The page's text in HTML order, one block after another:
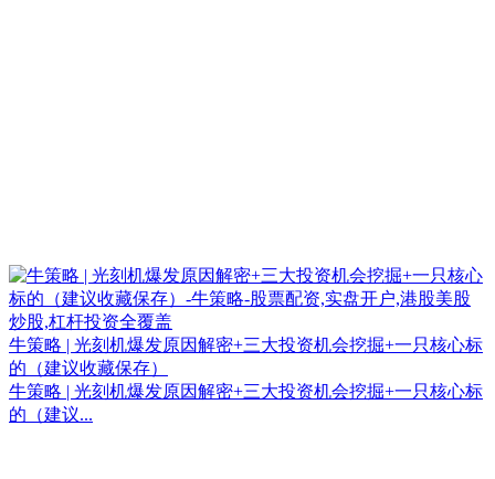
牛策略 | 光刻机爆发原因解密+三大投资机会挖掘+一只核心标
的（建议收藏保存）
牛策略 | 光刻机爆发原因解密+三大投资机会挖掘+一只核心标
的（建议...